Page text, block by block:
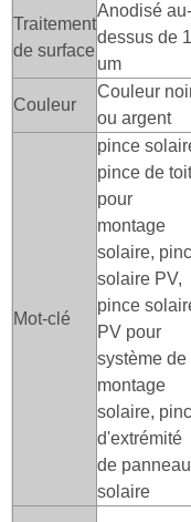
Traitement
de surface
Anodisé au-
dessus de
um
Couleur
Couleur
ou argent
Mot-clé
pince
pince de toit
pour
montage
solaire,
solaire PV,
pince
PV pour
système de
montage
solaire,
d'extrémité
de panneau
solaire